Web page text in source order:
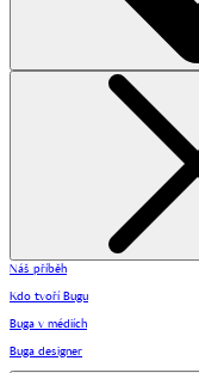
Náš příběh
Kdo tvoří Bugu
Buga v médiích
Buga designer